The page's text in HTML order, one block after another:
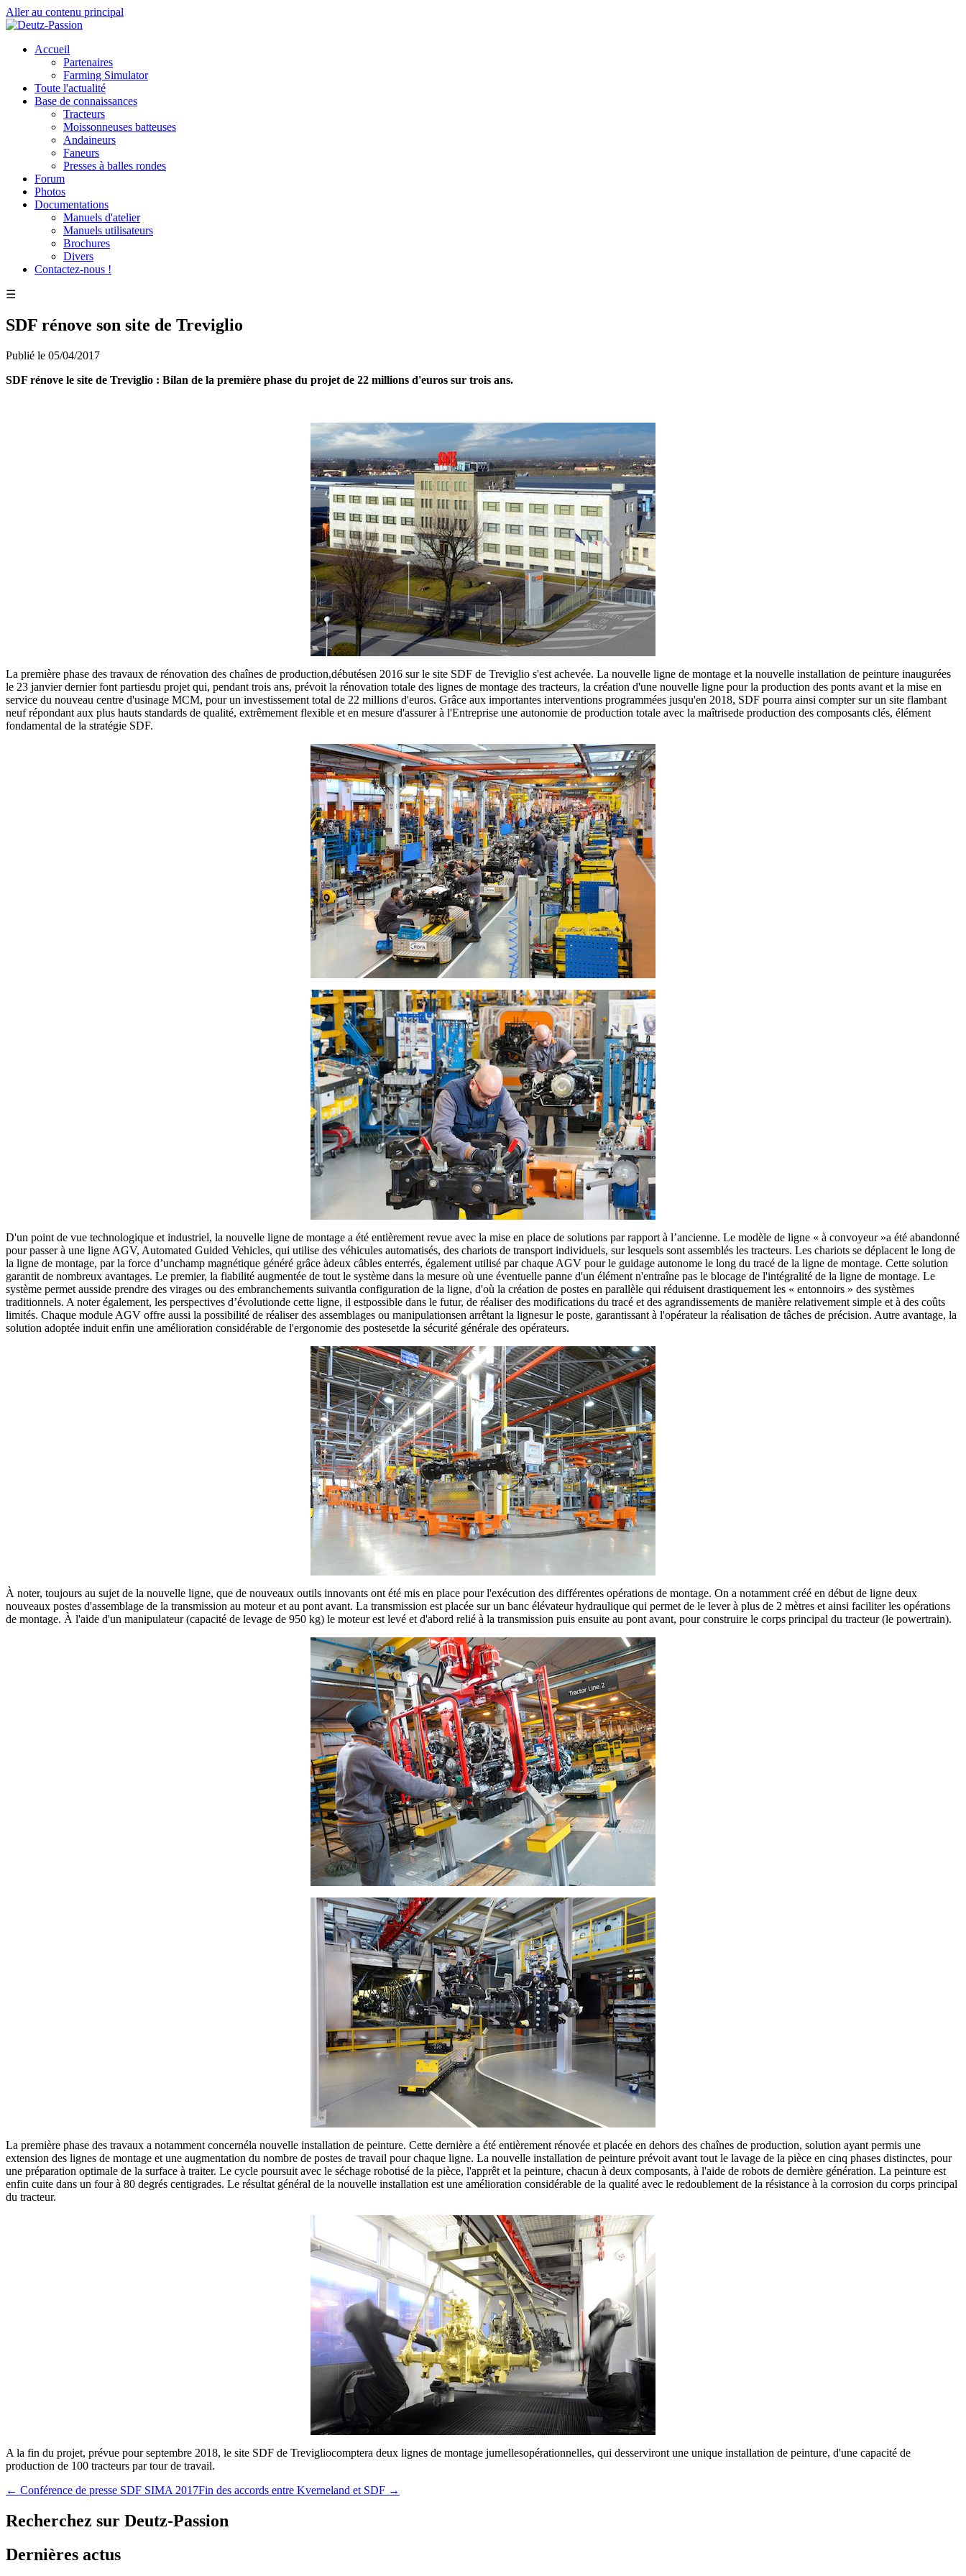
Aller au contenu principal
Accueil
Partenaires
Farming Simulator
Toute l'actualité
Base de connaissances
Tracteurs
Moissonneuses batteuses
Andaineurs
Faneurs
Presses à balles rondes
Forum
Photos
Documentations
Manuels d'atelier
Manuels utilisateurs
Brochures
Divers
Contactez-nous !
☰
SDF rénove son site de Treviglio
Publié le 05/04/2017
SDF rénove le site de Treviglio : Bilan de la première phase du projet de 22 millions d'euros sur trois ans.
La première phase des travaux de rénovation des chaînes de production,débutésen 2016 sur le site SDF de Treviglio s'est achevée. La nouvelle ligne de montage et la nouvelle installation de peinture inaugurées
le 23 janvier dernier font partiesdu projet qui, pendant trois ans, prévoit la rénovation totale des lignes de montage des tracteurs, la création d'une nouvelle ligne pour la production des ponts avant et la mise en
service du nouveau centre d'usinage MCM, pour un investissement total de 22 millions d'euros. Grâce aux importantes interventions programmées jusqu'en 2018, SDF pourra ainsi compter sur un site flambant
neuf répondant aux plus hauts standards de qualité, extrêmement flexible et en mesure d'assurer à l'Entreprise une autonomie de production totale avec la maîtrisede production des composants clés, élément
fondamental de la stratégie SDF.
D'un point de vue technologique et industriel, la nouvelle ligne de montage a été entièrement revue avec la mise en place de solutions par rapport à l’ancienne. Le modèle de ligne « à convoyeur »a été abandonné
pour passer à une ligne AGV, Automated Guided Vehicles, qui utilise des véhicules automatisés, des chariots de transport individuels, sur lesquels sont assemblés les tracteurs. Les chariots se déplacent le long de
la ligne de montage, par la force d’unchamp magnétique généré grâce àdeux câbles enterrés, également utilisé par chaque AGV pour le guidage autonome le long du tracé de la ligne de montage. Cette solution
garantit de nombreux avantages. Le premier, la fiabilité augmentée de tout le système dans la mesure où une éventuelle panne d'un élément n'entraîne pas le blocage de l'intégralité de la ligne de montage. Le
système permet ausside prendre des virages ou des embranchements suivantla configuration de la ligne, d'où la création de postes en parallèle qui réduisent drastiquement les « entonnoirs » des systèmes
traditionnels. A noter également, les perspectives d’évolutionde cette ligne, il estpossible dans le futur, de réaliser des modifications du tracé et des agrandissements de manière relativement simple et à des coûts
limités. Chaque module AGV offre aussi la possibilité de réaliser des assemblages ou manipulationsen arrêtant la lignesur le poste, garantissant à l'opérateur la réalisation de tâches de précision. Autre avantage, la
solution adoptée induit enfin une amélioration considérable de l'ergonomie des postesetde la sécurité générale des opérateurs.
À noter, toujours au sujet de la nouvelle ligne, que de nouveaux outils innovants ont été mis en place pour l'exécution des différentes opérations de montage. On a notamment créé en début de ligne deux
nouveaux postes d'assemblage de la transmission au moteur et au pont avant. La transmission est placée sur un banc élévateur hydraulique qui permet de le lever à plus de 2 mètres et ainsi faciliter les opérations
de montage. À l'aide d'un manipulateur (capacité de levage de 950 kg) le moteur est levé et d'abord relié à la transmission puis ensuite au pont avant, pour construire le corps principal du tracteur (le powertrain).
La première phase des travaux a notamment concernéla nouvelle installation de peinture. Cette dernière a été entièrement rénovée et placée en dehors des chaînes de production, solution ayant permis une
extension des lignes de montage et une augmentation du nombre de postes de travail pour chaque ligne. La nouvelle installation de peinture prévoit avant tout le lavage de la pièce en cinq phases distinctes, pour
une préparation optimale de la surface à traiter. Le cycle poursuit avec le séchage robotisé de la pièce, l'apprêt et la peinture, chacun à deux composants, à l'aide de robots de dernière génération. La peinture est
enfin cuite dans un four à 80 degrés centigrades. Le résultat général de la nouvelle installation est une amélioration considérable de la qualité avec le redoublement de la résistance à la corrosion du corps principal
du tracteur.
A la fin du projet, prévue pour septembre 2018, le site SDF de Trevigliocomptera deux lignes de montage jumellesopérationnelles, qui desserviront une unique installation de peinture, d'une capacité de
production de 100 tracteurs par tour de travail.
← Conférence de presse SDF SIMA 2017Fin des accords entre Kverneland et SDF →
Recherchez sur Deutz-Passion
Dernières actus